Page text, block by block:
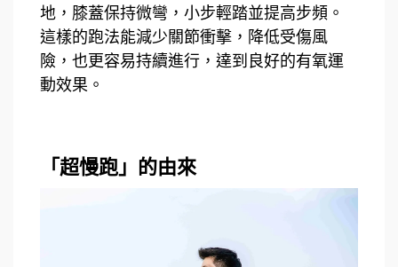
地，膝蓋保持微彎，小步輕踏並提高步頻。
這樣的跑法能減少關節衝擊，降低受傷風
險，也更容易持續進行，達到良好的有氧運
動效果。
「超慢跑」的由來